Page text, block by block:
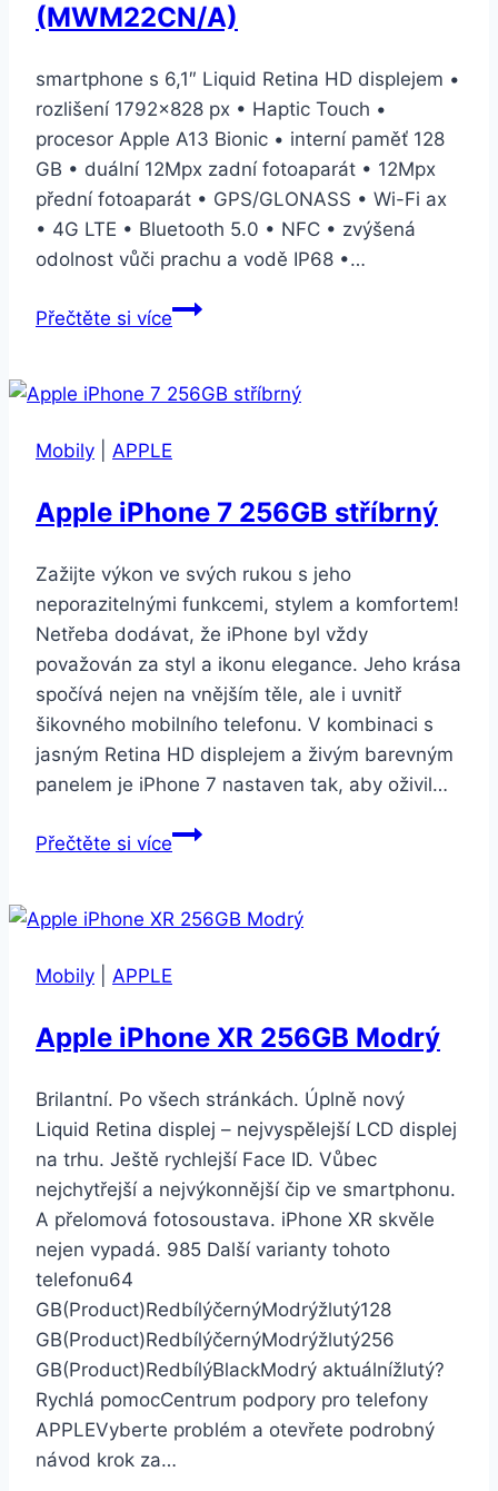
(MWM22CN/A)
smartphone s 6,1″ Liquid Retina HD displejem •
rozlišení 1792×828 px • Haptic Touch •
procesor Apple A13 Bionic • interní paměť 128
GB • duální 12Mpx zadní fotoaparát • 12Mpx
přední fotoaparát • GPS/GLONASS • Wi-Fi ax
• 4G LTE • Bluetooth 5.0 • NFC • zvýšená
odolnost vůči prachu a vodě IP68 •…
Přečtěte si víceApple
128
–
(MWM22CN/A)
Mobily APPLE
Apple iPhone 7 256GB stříbrný
Zažijte výkon ve svých rukou s jeho
neporazitelnými funkcemi, stylem a komfortem!
Netřeba dodávat, že iPhone byl vždy
považován za styl a ikonu elegance. Jeho krása
spočívá nejen na vnějším těle, ale i uvnitř
šikovného mobilního telefonu. V kombinaci s
jasným Retina HD displejem a živým barevným
panelem je iPhone 7 nastaven tak, aby oživil…
Přečtěte si víceApple
256GB
Mobily
APPLE
Apple iPhone XR 256GB Modrý
Brilantní. Po všech stránkách. Úplně nový
Liquid Retina displej – nejvyspělejší LCD displej
na trhu. Ještě rychlejší Face ID. Vůbec
nejchytřejší a nejvýkonnější čip ve smartphonu.
A přelomová fotosoustava. iPhone XR skvěle
nejen vypadá. 985 Další varianty tohoto
telefonu64
GB(Product)RedbílýčernýModrýžlutý128
GB(Product)RedbílýčernýModrýžlutý256
GB(Product)RedbílýBlackModrý aktuálnížlutý?
Rychlá pomocCentrum podpory pro telefony
APPLEVyberte problém a otevřete podrobný
návod krok za…